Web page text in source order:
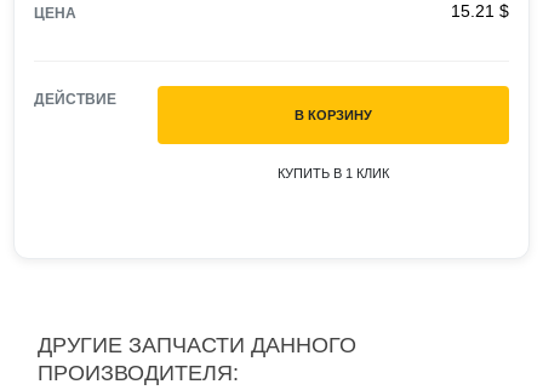
ЦЕНА 15.21 $
ДЕЙСТВИЕ
В КОРЗИНУ
КУПИТЬ В 1 КЛИК
ДРУГИЕ ЗАПЧАСТИ ДАННОГО
ПРОИЗВОДИТЕЛЯ: